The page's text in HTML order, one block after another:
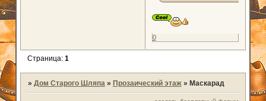
0
Страница: 1
» Дом Старого Шляпа » Прозаический этаж » Маскарад